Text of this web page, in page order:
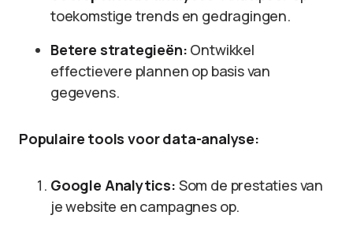
toekomstige trends en gedragingen.
Betere strategieën: Ontwikkel
effectievere plannen op basis van
gegevens.
Populaire tools voor data-analyse:
Google Analytics: Som de prestaties van
je website en campagnes op.